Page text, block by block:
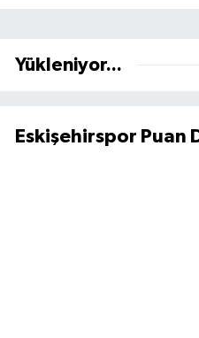
Yükleniyor...
Eskişehirspor Puan